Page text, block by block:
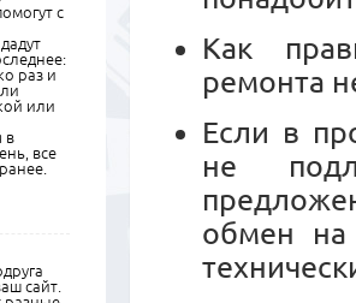
Как
ремонта
Если в
не
обмен
с
раз и
или
в
все
сайт.